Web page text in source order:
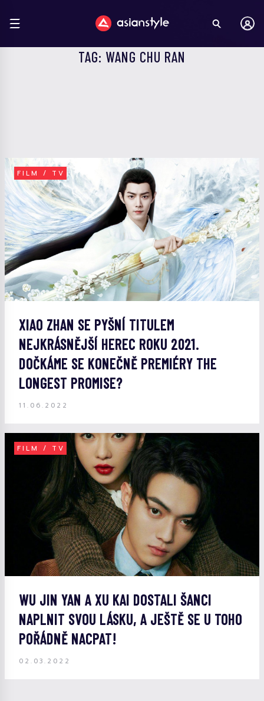
TAG: WANG CHU RAN
FILM / TV
XIAO ZHAN SE PYŠNÍ TITULEM
NEJKRÁSNĚJŠÍ HEREC ROKU 2021.
DOČKÁME SE KONEČNĚ PREMIÉRY THE
LONGEST PROMISE?
11.06.2022
FILM / TV
WU JIN YAN A XU KAI DOSTALI ŠANCI
NAPLNIT SVOU LÁSKU, A JEŠTĚ SE U TOHO
POŘÁDNĚ NACPAT!
02.03.2022